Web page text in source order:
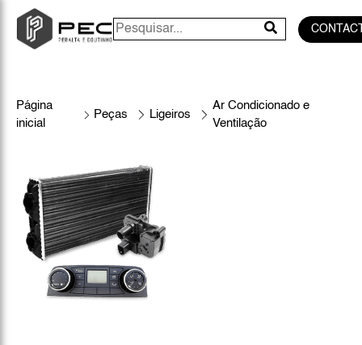
Página
inicial
Peças Ligeiros
Ar Condicionado e
Ventilação